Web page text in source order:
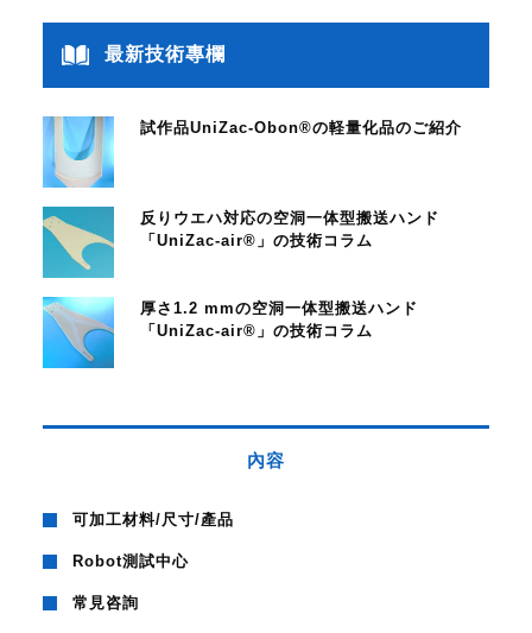
最新技術專欄
試作品UniZac-Obon®の軽量化品のご紹介
反りウエハ対応の空洞一体型搬送ハンド
「UniZac-air®」の技術コラム
厚さ1.2 mmの空洞一体型搬送ハンド
「UniZac-air®」の技術コラム
內容
可加工材料/尺寸/產品
Robot測試中心
常見咨詢